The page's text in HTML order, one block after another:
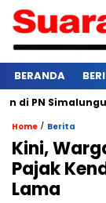
BERANDA
Simalungun,
Home / Berita
Kini,
Pajak
Lama